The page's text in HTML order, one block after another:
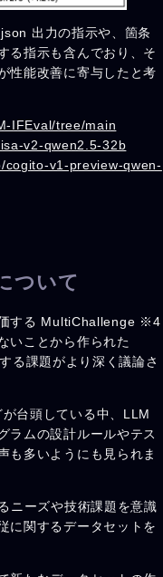
出力の指示や、箇条
る指示も含んでおり、そ
性能改善に寄与したと考
IFEval/tree/main
v2-qwen2.5-32b
v1-preview-qwen-
ついて
する MultiChallenge ※4
いことから作られた
る課題がより深く議論さ
台頭している中、LLM
ラムの設計ルールやテス
も多いようにも見られま
ニーズや技術課題を意識
に関するデータセットを